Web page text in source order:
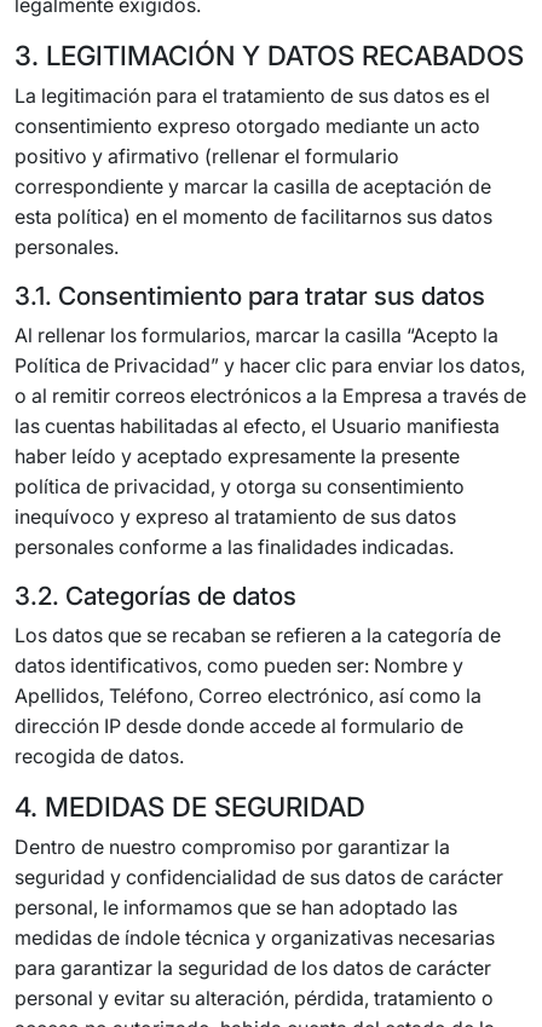
legalmente exigidos.
3. LEGITIMACIÓN Y DATOS RECABADOS
La legitimación para el tratamiento de sus datos es el
consentimiento expreso otorgado mediante un acto
positivo y afirmativo (rellenar el formulario
correspondiente y marcar la casilla de aceptación de
esta política) en el momento de facilitarnos sus datos
personales.
3.1. Consentimiento para tratar sus datos
Al rellenar los formularios, marcar la casilla “Acepto la
Política de Privacidad” y hacer clic para enviar los datos,
o al remitir correos electrónicos a la Empresa a través de
las cuentas habilitadas al efecto, el Usuario manifiesta
haber leído y aceptado expresamente la presente
política de privacidad, y otorga su consentimiento
inequívoco y expreso al tratamiento de sus datos
personales conforme a las finalidades indicadas.
3.2. Categorías de datos
Los datos que se recaban se refieren a la categoría de
datos identificativos, como pueden ser: Nombre y
Apellidos, Teléfono, Correo electrónico, así como la
dirección IP desde donde accede al formulario de
recogida de datos.
4. MEDIDAS DE SEGURIDAD
Dentro de nuestro compromiso por garantizar la
seguridad y confidencialidad de sus datos de carácter
personal, le informamos que se han adoptado las
medidas de índole técnica y organizativas necesarias
para garantizar la seguridad de los datos de carácter
personal y evitar su alteración, pérdida, tratamiento o